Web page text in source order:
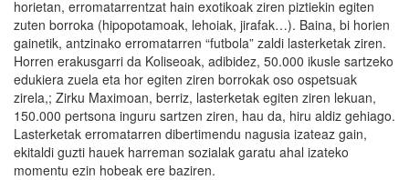
horietan, erromatarrentzat hain exotikoak ziren piztiekin egiten
zuten borroka (hipopotamoak, lehoiak, jirafak…). Baina, bi horien
gainetik, antzinako erromatarren “futbola” zaldi lasterketak ziren.
Horren erakusgarri da Koliseoak, adibidez, 50.000 ikusle sartzeko
edukiera zuela eta hor egiten ziren borrokak oso ospetsuak
zirela,; Zirku Maximoan, berriz, lasterketak egiten ziren lekuan,
150.000 pertsona inguru sartzen ziren, hau da, hiru aldiz gehiago.
Lasterketak erromatarren dibertimendu nagusia izateaz gain,
ekitaldi guzti hauek harreman sozialak garatu ahal izateko
momentu ezin hobeak ere baziren.